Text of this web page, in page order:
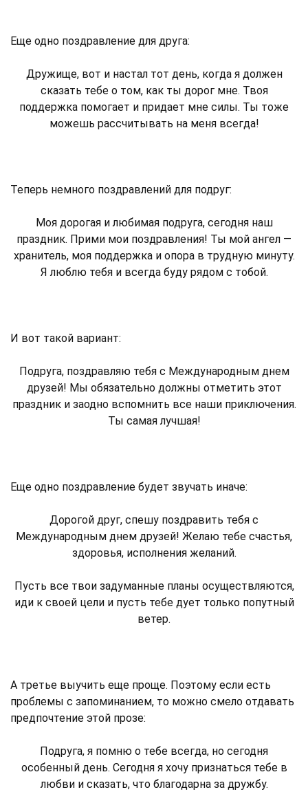
Еще одно поздравление для друга:
Дружище, вот и настал тот день, когда я должен
сказать тебе о том, как ты дорог мне. Твоя
поддержка помогает и придает мне силы. Ты тоже
можешь рассчитывать на меня всегда!
Теперь немного поздравлений для подруг:
Моя дорогая и любимая подруга, сегодня наш
праздник. Прими мои поздравления! Ты мой ангел —
хранитель, моя поддержка и опора в трудную минуту.
Я люблю тебя и всегда буду рядом с тобой.
И вот такой вариант:
Подруга, поздравляю тебя с Международным днем
друзей! Мы обязательно должны отметить этот
праздник и заодно вспомнить все наши приключения.
Ты самая лучшая!
Еще одно поздравление будет звучать иначе:
Дорогой друг, спешу поздравить тебя с
Международным днем друзей! Желаю тебе счастья,
здоровья, исполнения желаний.
Пусть все твои задуманные планы осуществляются,
иди к своей цели и пусть тебе дует только попутный
ветер.
А третье выучить еще проще. Поэтому если есть
проблемы с запоминанием, то можно смело отдавать
предпочтение этой прозе:
Подруга, я помню о тебе всегда, но сегодня
особенный день. Сегодня я хочу признаться тебе в
любви и сказать, что благодарна за дружбу.